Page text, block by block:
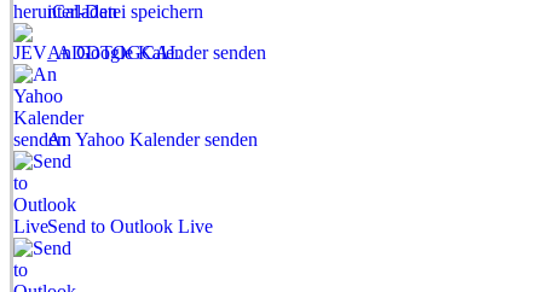
iCal-Datei speichern
An Google Kalender senden
An Yahoo Kalender senden
Send to Outlook Live